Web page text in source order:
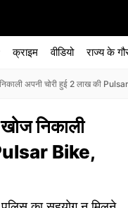
क्राइम वीडियो राज्‍य के
अपनी चोरी हुई 2 लाख की
निकाली
Bike,